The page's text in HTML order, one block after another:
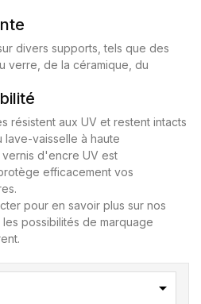
divers supports, tels que des
verre, de la céramique, du
résistent aux UV et restent intacts
lave-vaisselle à haute
d'encre UV est
efficacement vos
pour en savoir plus sur nos
possibilités de marquage
